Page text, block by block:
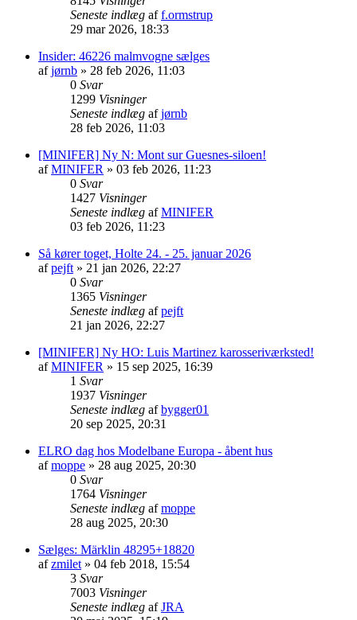
Seneste indlæg aff.ormstrup
29 mar 2026, 18:33
Insider: 46226 malmvogne sælges
afjørnb » 28 feb 2026, 11:03
0 Svar
1299 Visninger
Seneste indlæg afjørnb
28 feb 2026, 11:03
[MINIFER] Ny N: Mont sur Guesnes-siloen!
afMINIFER » 03 feb 2026, 11:23
0 Svar
1427 Visninger
Seneste indlæg afMINIFER
03 feb 2026, 11:23
Så kører toget, Holte 24. - 25. januar 2026
afpejft » 21 jan 2026, 22:27
0 Svar
1365 Visninger
Seneste indlæg afpejft
21 jan 2026, 22:27
[MINIFER] Ny HO: Luis Martinez karosseriværksted!
afMINIFER » 15 sep 2025, 16:39
1 Svar
1937 Visninger
Seneste indlæg afbygger01
20 sep 2025, 20:31
ELRO dag hos Modelbane Europa - åbent hus
afmoppe » 28 aug 2025, 20:30
0 Svar
1764 Visninger
Seneste indlæg afmoppe
28 aug 2025, 20:30
Sælges: Märklin 48295+18820
afzmilet » 04 feb 2018, 15:54
3 Svar
7003 Visninger
Seneste indlæg afJRA